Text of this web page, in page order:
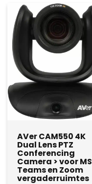
AVer CAM550 4K
Dual Lens PTZ
Conferencing
Camera > voor MS
Teams en Zoom
vergaderruimtes